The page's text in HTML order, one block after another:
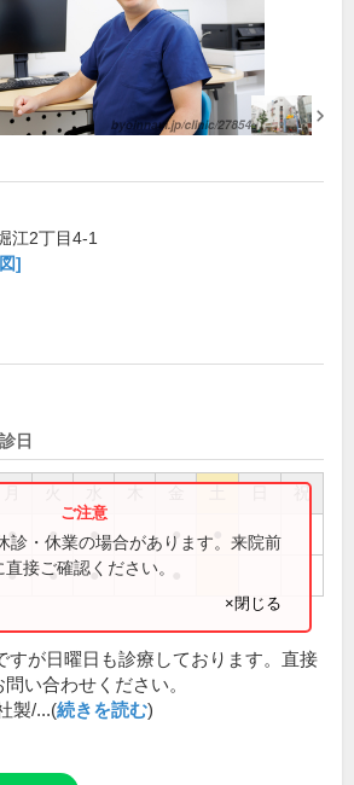
江2丁目4-1
]
日
祝
● ● ● ●
● ● ●
診・休業の場合があります。来院前
接ご確認ください。
×閉じる
すが日曜日も診療しております。直接
い合わせください。
製/...(続きを読む)